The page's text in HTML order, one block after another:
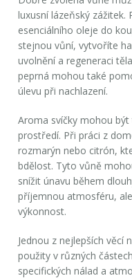
luxusní lázeňský zážitek.
esenciálního oleje do
stejnou vůní, vytvoříte
uvolnění a regeneraci
peprná mohou také
úlevu při nachlazení.
Aroma svíčky mohou
prostředí. Při práci z
rozmarýn nebo citrón,
bdělost. Tyto vůně
snížit únavu během
příjemnou atmosféru,
výkonnost.
Jednou z nejlepších věcí
použity v různých
specifických nálad a